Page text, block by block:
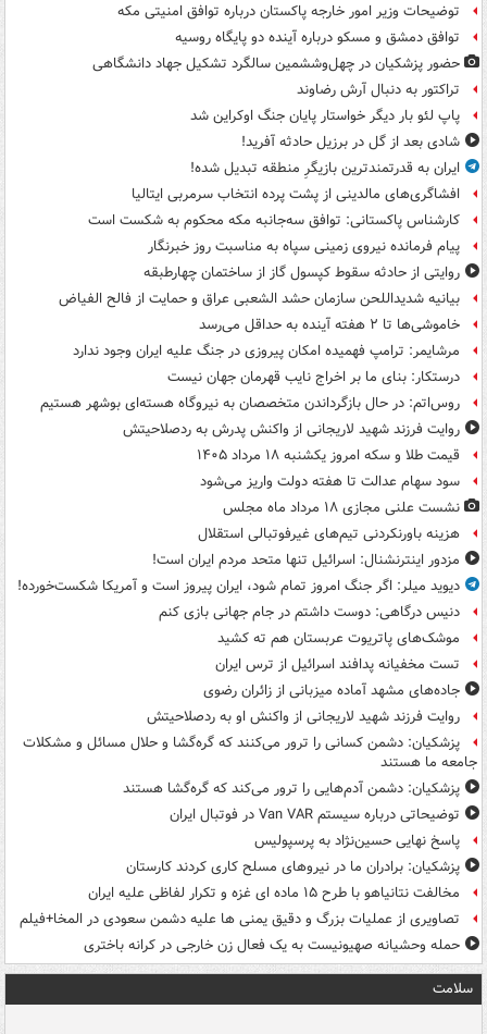
توضیحات وزیر امور خارجه پاکستان درباره توافق امنیتی مکه
توافق دمشق و مسکو درباره آینده دو پایگاه روسیه
حضور پزشکیان در چهل‌وششمین سالگرد تشکیل جهاد دانشگاهی
تراکتور به دنبال آرش رضاوند
پاپ لئو بار دیگر خواستار پایان جنگ اوکراین شد
شادی بعد از گل در برزیل حادثه آفرید!
ایران به قدرتمندترین بازیگرِ منطقه تبدیل شده!
افشاگری‌های مالدینی از پشت پرده انتخاب سرمربی ایتالیا
کارشناس پاکستانی: توافق سه‌جانبه مکه محکوم به شکست است
پیام فرمانده نیروی زمینی سپاه به مناسبت روز خبرنگار
روایتی از حادثه سقوط کپسول گاز از ساختمان چهارطبقه
بیانیه شدیداللحن سازمان حشد الشعبی عراق و حمایت از فالح الفیاض
خاموشی‌ها تا ۲ هفته آینده به حداقل می‌رسد
مرشایمر: ترامپ فهمیده امکان پیروزی در جنگ علیه ایران وجود ندارد
درستکار: بنای ما بر اخراج نایب قهرمان جهان نیست
روس‌اتم: در حال بازگرداندن متخصصان به نیروگاه هسته‌ای بوشهر هستیم
روایت فرزند شهید لاریجانی از واکنش پدرش به ردصلاحیتش
قیمت طلا و سکه امروز یکشنبه ۱۸ مرداد ۱۴۰۵
سود سهام عدالت تا هفته دولت واریز می‌شود
نشست علنی مجازی ۱۸ مرداد ماه مجلس
هزینه باورنکردنی تیم‌های غیرفوتبالی استقلال
مزدور اینترنشنال: اسرائیل تنها متحد مردم ایران است!
دیوید میلر: اگر جنگ امروز تمام شود، ایران پیروز است و آمریکا شکست‌خورده!
دنیس درگاهی: دوست داشتم در جام جهانی بازی کنم
موشک‌های پاتریوت عربستان هم ته‌ کشید
تست مخفیانه پدافند اسرائیل از ترس ایران
جاده‌های مشهد آماده میزبانی از زائران رضوی
روایت فرزند شهید لاریجانی از واکنش او به ردصلاحیتش
پزشکیان: دشمن کسانی را ترور می‌کنند که گره‌گشا و حلال مسائل و مشکلات
جامعه ما هستند
پزشکیان: دشمن آدم‌هایی را ترور می‌کند که گره‌گشا هستند
توضیحاتی درباره سیستم Van VAR در فوتبال ایران
پاسخ نهایی حسین‌نژاد به پرسپولیس
پزشکیان: برادران ما در نیروهای مسلح کاری کردند کارستان
مخالفت نتانیاهو با طرح ۱۵ ماده ای غزه و تکرار لفاظی علیه ایران
تصاویری از عملیات بزرگ و دقیق یمنی ها علیه دشمن سعودی در المخا+فیلم
حمله وحشیانه صهیونیست به یک فعال زن خارجی در کرانه باختری
سلامت